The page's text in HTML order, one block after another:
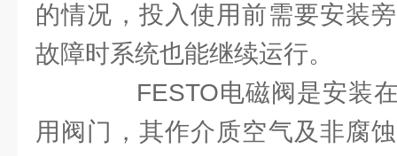
的情况，投入使用前需要安装
故障时系统也能继续运行。
FESTO电磁阀是安装在
用阀门，其作介质空气及非腐